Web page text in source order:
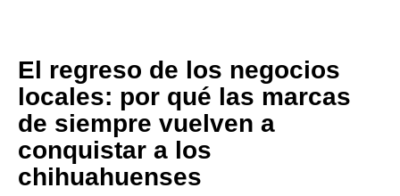
El regreso de los negocios
locales: por qué las marcas
de siempre vuelven a
conquistar a los
chihuahuenses